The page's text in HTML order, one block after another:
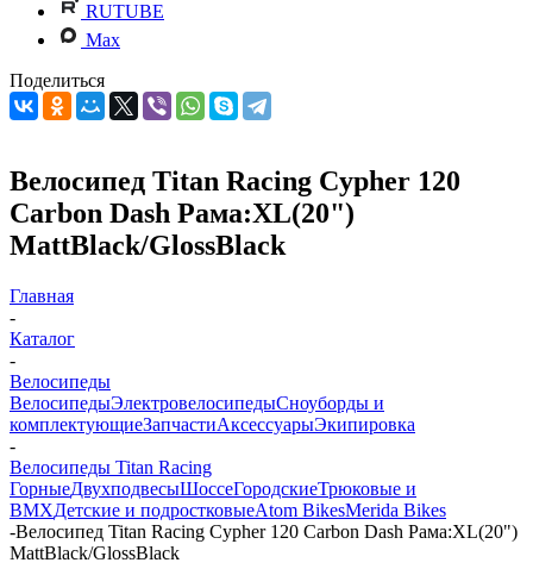
RUTUBE
Max
Поделиться
Велосипед Titan Racing Cypher 120
Carbon Dash Рама:XL(20")
MattBlack/GlossBlack
Главная
-
Каталог
-
Велосипеды
ВелосипедыЭлектровелосипедыCноуборды и
комплектующиеЗапчастиАксессуарыЭкипировка
-
Велосипеды Titan Racing
ГорныеДвухподвесыШоссеГородскиеТрюковые и
BMXДетские и подростковыеAtom BikesMerida Bikes
-Велосипед Titan Racing Cypher 120 Carbon Dash Рама:XL(20")
MattBlack/GlossBlack